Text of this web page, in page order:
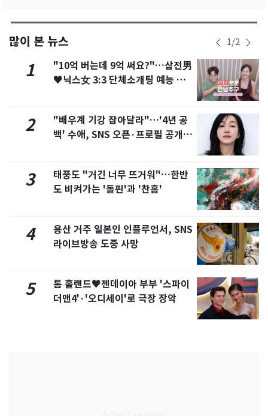
많이 본 뉴스 1/2
1
"10억 버는데 9억 써요?"…삼전男
♥닉스女 3:3 단체소개팅 예능 화
2
"배우계 기강 잡아달라"…'4년 공
백' 수애, SNS 오픈·프로필 공개
3
태풍도 "거긴 너무 뜨거워"…한반
도 비켜가는 '돌핀'과 '찬홈'
4
용산 거주 일본인 인플루언서, SNS
라이브방송 도중 사망
5
톰 홀랜드♥젠데이아 부부 '스파이
더맨4'·'오디세이'로 극장 장악